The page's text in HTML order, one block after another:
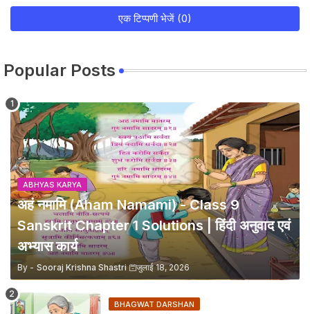
एक टिप्पणी भेजें (0)
Popular Posts
ABHYAS KARYA
अहं नमामि (Aham Namami) - Class 9
Sanskrit Chapter 1 Solutions | हिंदी अनुवाद एवं
अभ्यास कार्य
By - Sooraj Krishna Shastri जुलाई 18, 2026
BHAGWAT DARSHAN